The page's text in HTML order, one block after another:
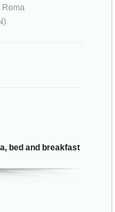
Roma
bed and breakfast